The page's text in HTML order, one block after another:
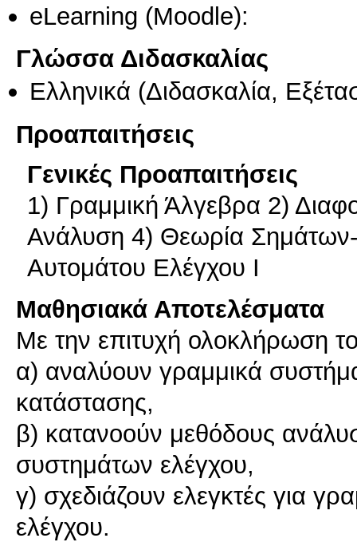
eLearning (Moodle):
Γλώσσα Διδασκαλίας
Ελληνικά (Διδασκαλία,
Προαπαιτήσεις
Γενικές Προαπαιτήσεις
1) Γραμμική Άλγεβρα 2)
Ανάλυση 4) Θεωρία
Αυτομάτου Ελέγχου Ι
Μαθησιακά Αποτελέσματα
Με την επιτυχή ολοκλήρωση
α) αναλύουν γραμμικά
κατάστασης,
β) κατανοούν μεθόδους
συστημάτων ελέγχου,
γ) σχεδιάζουν ελεγκτές για
ελέγχου.